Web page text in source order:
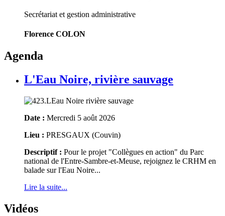
Secrétariat et gestion administrative
Florence COLON
Agenda
L'Eau Noire, rivière sauvage
Date : Mercredi 5 août 2026
Lieu : PRESGAUX (Couvin)
Descriptif : Pour le projet "Collègues en action" du Parc
national de l'Entre-Sambre-et-Meuse, rejoignez le CRHM en
balade sur l'Eau Noire...
Lire la suite...
Vidéos